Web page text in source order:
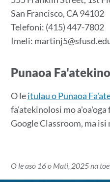
San Francisco, CA 94102
Telefoni: (415) 447-7802
Imeli:
Punaoa
O leitulau o Punaoa
fa'atekinolosi mo a'oa'oga
Google Classroom, ma isi
O le aso 16 o Mati, 2025 na